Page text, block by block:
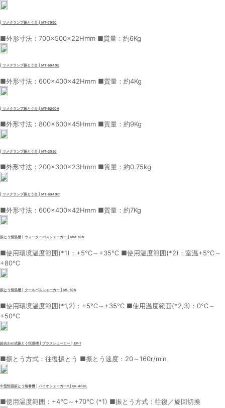
| ツメクランプ振とう台 | MT-7050
■外形寸法：700×500×22Hmm ■質量：約6Kg
| ツメクランプ振とう台 | MT-6040E
■外形寸法：600×400×42Hmm ■質量：約4Kg
| ツメクランプ振とう台 | MT-8060A
■外形寸法：800×600×45Hmm ■質量：約9Kg
| ツメクランプ振とう台 | MT-2030
■外形寸法：200×300×23Hmm ■質量：約0.75kg
| ツメクランプ振とう台 | MT-6040C
■外形寸法：600×400×42Hmm ■質量：約7Kg
振とう恒温槽 | ウォーターバスシェーカー | MM-10N
■使用環境温度範囲(*1)：+5℃～+35℃ ■使用温度範囲(*2)：室温+5℃～
+80℃
振とう恒温槽 | クールバスシェーカー | ML-10N
■使用環境温度範囲(*1,2)：+5℃～+35℃ ■使用温度範囲(*2,3)：0℃～
+50℃
組合わせ式振とう恒温槽 | プラスシェーカー | EP-1
■振とう方式：往復振とう ■振とう速度：20～160r/min
中型恒温振とう培養機 | バイオシェーカー® | BR-40UL
■使用温度範囲：+4℃～+70℃ (*1) ■振とう方式：往復／旋回切換